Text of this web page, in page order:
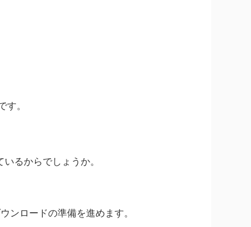
す。
るからでしょうか。
ロードの準備を進めます。